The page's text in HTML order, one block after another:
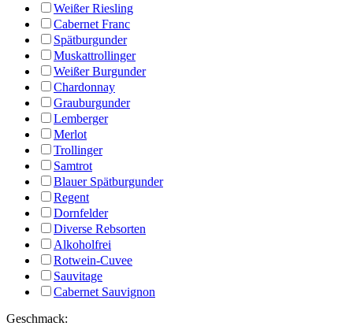
Weißer Riesling
Cabernet Franc
Spätburgunder
Muskattrollinger
Weißer Burgunder
Chardonnay
Grauburgunder
Lemberger
Merlot
Trollinger
Samtrot
Blauer Spätburgunder
Regent
Dornfelder
Diverse Rebsorten
Alkoholfrei
Rotwein-Cuvee
Sauvitage
Cabernet Sauvignon
Geschmack: